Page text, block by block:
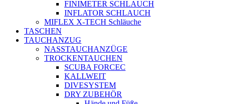
FINIMETER SCHLAUCH
INFLATOR SCHLAUCH
MIFLEX X-TECH Schläuche
TASCHEN
TAUCHANZUG
NASSTAUCHANZÜGE
TROCKENTAUCHEN
SCUBA FORCEC
KALLWEIT
DIVESYSTEM
DRY ZUBEHÖR